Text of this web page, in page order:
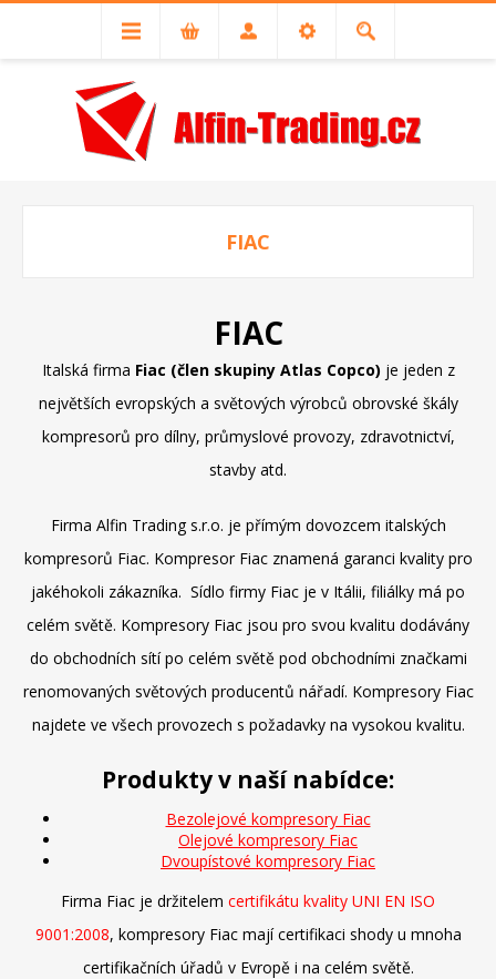
FIAC
FIAC
Italská firma Fiac (člen skupiny Atlas Copco) je jeden z
největších evropských a světových výrobců obrovské škály
kompresorů pro dílny, průmyslové provozy, zdravotnictví,
stavby atd.
Firma Alfin Trading s.r.o. je přímým dovozcem italských
kompresorů Fiac. Kompresor Fiac znamená garanci kvality pro
jakéhokoli zákazníka. Sídlo firmy Fiac je v Itálii, filiálky má po
celém světě. Kompresory Fiac jsou pro svou kvalitu dodávány
do obchodních sítí po celém světě pod obchodními značkami
renomovaných světových producentů nářadí. Kompresory Fiac
najdete ve všech provozech s požadavky na vysokou kvalitu.
Produkty v naší nabídce:
Bezolejové kompresory Fiac
Olejové kompresory Fiac
Dvoupístové kompresory Fiac
Firma Fiac je držitelem certifikátu kvality UNI EN ISO
9001:2008, kompresory Fiac mají certifikaci shody u mnoha
certifikačních úřadů v Evropě i na celém světě.